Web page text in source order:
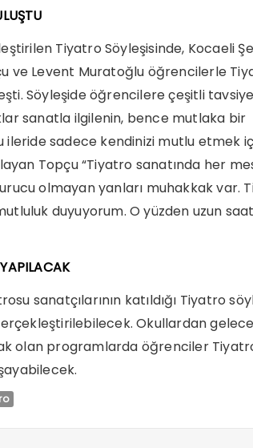
Tiyatro Söyleşisinde, Kocaeli
ve Levent Muratoğlu öğrencilerle
Söyleşide öğrencilere çeşitli
sanatla ilgilenin, bence mutlaka bir
ileride sadece kendinizi mutlu etmek
Topçu “Tiyatro sanatında her
olmayan yanları muhakkak var.
duyuyorum. O yüzden uzun
sanatçılarının katıldığı Tiyatro
Okullardan
olan programlarda öğrenciler